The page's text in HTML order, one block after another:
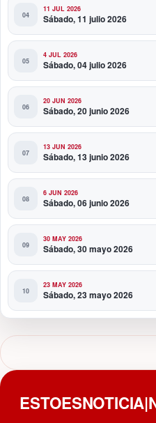
11 JUL 2026
Sábado, 11 julio 2026
4 JUL 2026
Sábado, 04 julio 2026
20 JUN 2026
Sábado, 20 junio 2026
13 JUN 2026
Sábado, 13 junio 2026
6 JUN 2026
Sábado, 06 junio 2026
30 MAY 2026
Sábado, 30 mayo 2026
23 MAY 2026
Sábado, 23 mayo 2026